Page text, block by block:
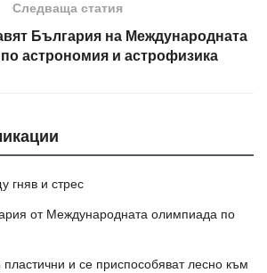
Следваща статия
България на Международната
астрономия и астрофизика
гняв и стрес
от Международната олимпиада по
и се приспособяват лесно към